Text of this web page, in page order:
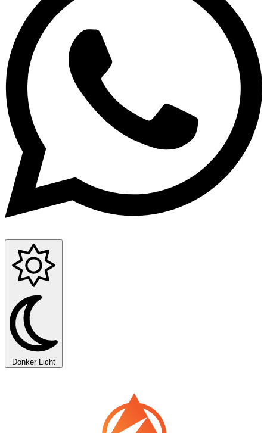
Donker Licht